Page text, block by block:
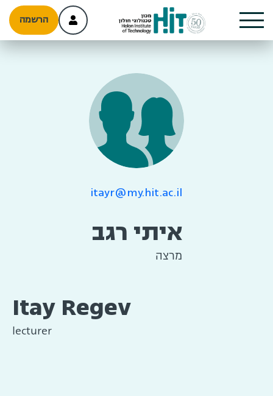
הרשמה
itayr@my.hit.ac.il
איתי רגב
מרצה
Itay Regev
lecturer